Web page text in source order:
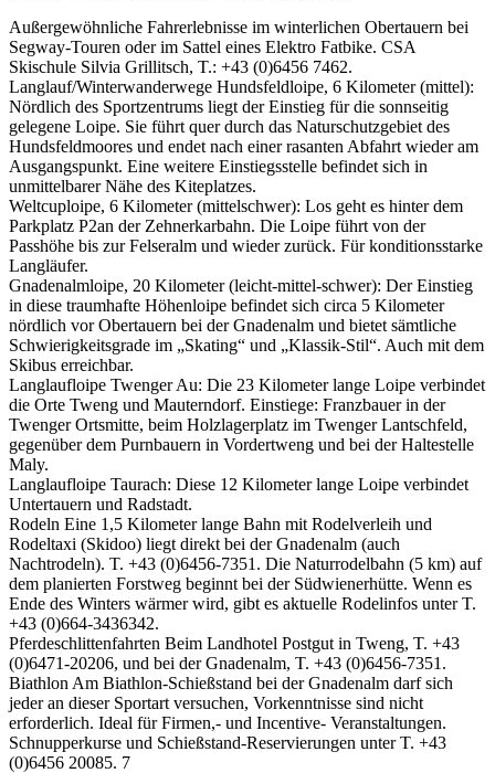
Außergewöhnliche Fahrerlebnisse im winterlichen Obertauern bei
Segway-Touren oder im Sattel eines Elektro Fatbike. CSA
Skischule Silvia Grillitsch, T.: +43 (0)6456 7462.
Langlauf/Winterwanderwege Hundsfeldloipe, 6 Kilometer (mittel):
Nördlich des Sportzentrums liegt der Einstieg für die sonnseitig
gelegene Loipe. Sie führt quer durch das Naturschutzgebiet des
Hundsfeldmoores und endet nach einer rasanten Abfahrt wieder am
Ausgangspunkt. Eine weitere Einstiegsstelle befindet sich in
unmittelbarer Nähe des Kiteplatzes.
Weltcuploipe, 6 Kilometer (mittelschwer): Los geht es hinter dem
Parkplatz P2an der Zehnerkarbahn. Die Loipe führt von der
Passhöhe bis zur Felseralm und wieder zurück. Für konditionsstarke
Langläufer.
Gnadenalmloipe, 20 Kilometer (leicht-mittel-schwer): Der Einstieg
in diese traumhafte Höhenloipe befindet sich circa 5 Kilometer
nördlich vor Obertauern bei der Gnadenalm und bietet sämtliche
Schwierigkeitsgrade im „Skating“ und „Klassik-Stil“. Auch mit dem
Skibus erreichbar.
Langlaufloipe Twenger Au: Die 23 Kilometer lange Loipe verbindet
die Orte Tweng und Mauterndorf. Einstiege: Franzbauer in der
Twenger Ortsmitte, beim Holzlagerplatz im Twenger Lantschfeld,
gegenüber dem Purnbauern in Vordertweng und bei der Haltestelle
Maly.
Langlaufloipe Taurach: Diese 12 Kilometer lange Loipe verbindet
Untertauern und Radstadt.
Rodeln Eine 1,5 Kilometer lange Bahn mit Rodelverleih und
Rodeltaxi (Skidoo) liegt direkt bei der Gnadenalm (auch
Nachtrodeln). T. +43 (0)6456-7351. Die Naturrodelbahn (5 km) auf
dem planierten Forstweg beginnt bei der Südwienerhütte. Wenn es
Ende des Winters wärmer wird, gibt es aktuelle Rodelinfos unter T.
+43 (0)664-3436342.
Pferdeschlittenfahrten Beim Landhotel Postgut in Tweng, T. +43
(0)6471-20206, und bei der Gnadenalm, T. +43 (0)6456-7351.
Biathlon Am Biathlon-Schießstand bei der Gnadenalm darf sich
jeder an dieser Sportart versuchen, Vorkenntnisse sind nicht
erforderlich. Ideal für Firmen,- und Incentive- Veranstaltungen.
Schnupperkurse und Schießstand-Reservierungen unter T. +43
(0)6456 20085. 7